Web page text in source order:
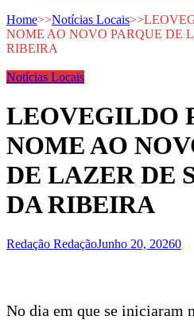
Home>>Notícias Locais>>
NOME AO NOVO PARQUE DE
RIBEIRA
Notícias Locais
LEOVEGILDO
NOME AO
DE LAZER DE
DA RIBEIRA
Redação RedaçãoJunho 20, 20260
No dia em que se iniciaram